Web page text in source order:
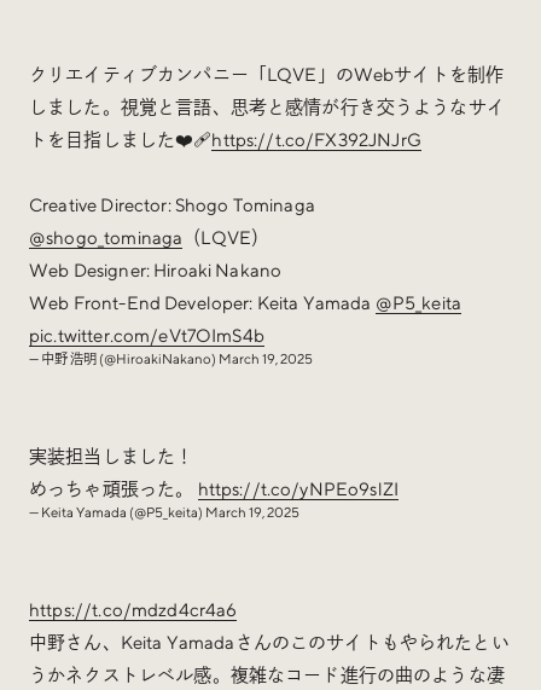
クリエイティブカンパニー「LQVE」のWebサイトを制作
しました。視覚と言語、思考と感情が行き交うようなサイ
トを目指しました❤️‍🩹https://t.co/FX392JNJrG
Creative Director: Shogo Tominaga
@shogo_tominaga （LQVE）
Web Designer: Hiroaki Nakano
Web Front-End Developer: Keita Yamada @P5_keita
pic.twitter.com/eVt7OImS4b
— 中野 浩明 (@HiroakiNakano) March 19, 2025
実装担当しました！
めっちゃ頑張った。 https://t.co/yNPEo9slZI
— Keita Yamada (@P5_keita) March 19, 2025
https://t.co/mdzd4cr4a6
中野さん、Keita Yamadaさんのこのサイトもやられたとい
うかネクストレベル感。複雑なコード進行の曲のような凄